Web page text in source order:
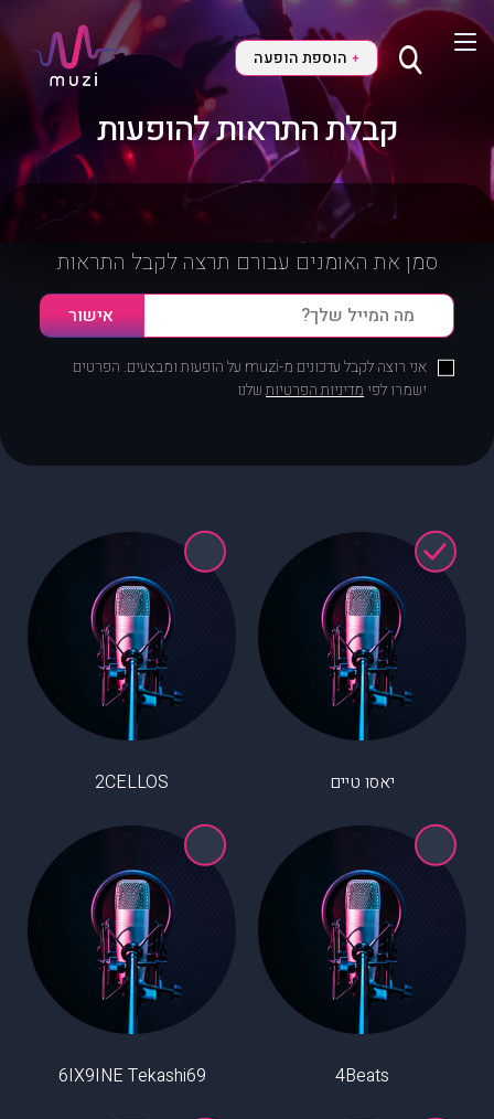
+ הוספת הופעה
קבלת התראות להופעות
סמן את האומנים עבורם תרצה לקבל התראות
אני רוצה לקבל עדכונים מ-muzi על הופעות ומבצעים. הפרטים
ישמרו לפימדיניות הפרטיותשלנו
יאסו טיים 2CELLOS
4Beats
6IX9INE Tekashi69